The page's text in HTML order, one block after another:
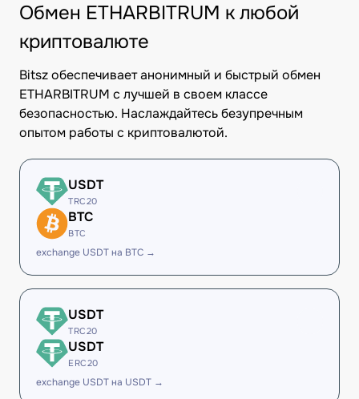
Обмен ETHARBITRUM к любой
криптовалюте
Bitsz обеспечивает анонимный и быстрый обмен
ETHARBITRUM с лучшей в своем классе
безопасностью. Наслаждайтесь безупречным
опытом работы с криптовалютой.
USDT
TRC20
BTC
BTC
exchange USDT на BTC →
USDT
TRC20
USDT
ERC20
exchange USDT на USDT →